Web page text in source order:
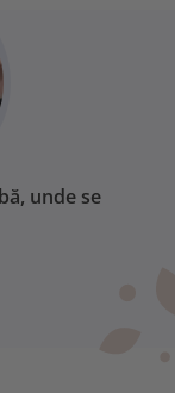
unde se